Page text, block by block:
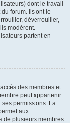
dont le travail
forum. Ils ont le
déverrouiller,
modèrent.
partent en
des membres et
peut appartenir
ses permissions. La
aux
de plusieurs membres